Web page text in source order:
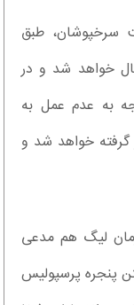
سرخپوشان، طبق
خواهد شد و در
به عدم عمل به
گرفته خواهد شد و
لیگ هم مدعی
پنجره پرسپولیس